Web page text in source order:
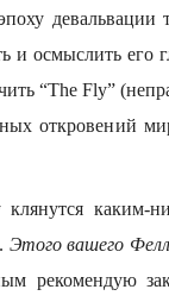
девальвации
и осмыслить
“The Fly”
откровений
каким-
Этого вашего
рекомендую